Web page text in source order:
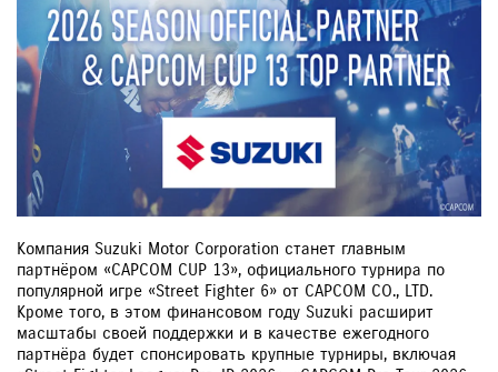
Компания Suzuki Motor Corporation станет главным
партнёром «CAPCOM CUP 13», официального турнира по
популярной игре «Street Fighter 6» от CAPCOM CO., LTD.
Кроме того, в этом финансовом году Suzuki расширит
масштабы своей поддержки и в качестве ежегодного
партнёра будет спонсировать крупные турниры, включая